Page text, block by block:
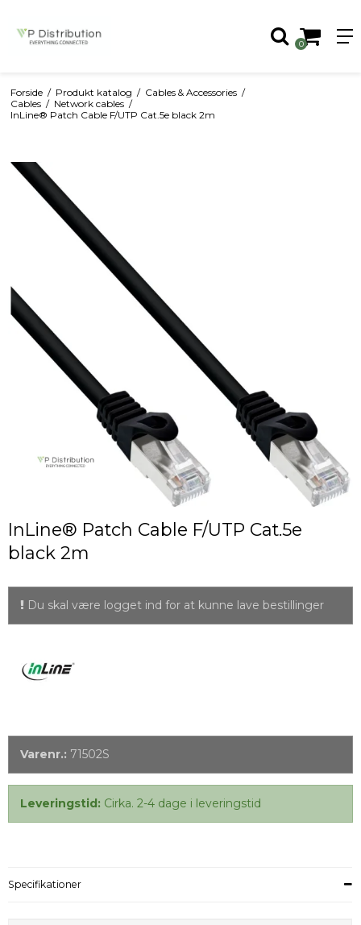
0
Forside / Produkt katalog / Cables & Accessories /
Cables / Network cables /
InLine® Patch Cable F/UTP Cat.5e black 2m
InLine® Patch Cable F/UTP Cat.5e
black 2m
Du skal være logget ind for at kunne lave bestillinger
Varenr.: 71502S
Leveringstid: Cirka. 2-4 dage i leveringstid
Specifikationer